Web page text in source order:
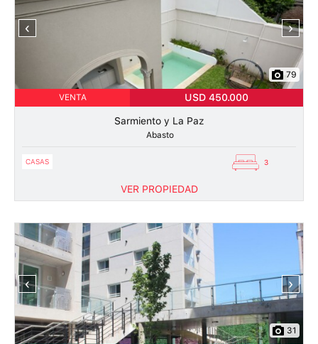
‹ ›
79
VENTA USD 450.000
Sarmiento y La Paz
Abasto
CASAS 3
VER PROPIEDAD
‹ ›
31